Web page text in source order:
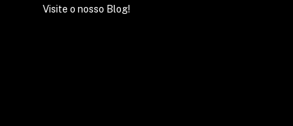
Visite o nosso Blog!